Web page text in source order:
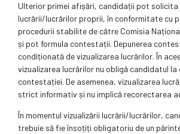
Ulterior primei afișări, candidații pot solicita
lucrării/lucrărilor proprii, în conformitate cu
procedurii stabilite de către Comisia
și pot formula contestații. Depunerea
condiționată de vizualizarea lucrărilor. În
vizualizarea lucrărilor nu obligă candidatul la
contestației. De asemenea, vizualizarea
strict informativ și nu implică recorectarea
În momentul vizualizării lucrării/lucrărilor,
trebuie să fie însoțiți obligatoriu de un